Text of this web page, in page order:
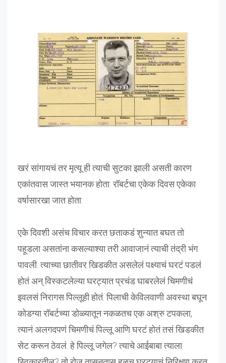
खरं सांगायचं तर मृत्यू ही त्याची सुटका झाली असती कारण
एकांतवास जास्त भयानक होता. रॉबर्टचा एकेक दिवस एकेका
वर्षासारखा जात होता.
एके दिवशी असंच विचार करत छताकडं शुन्यात बघत तो
पहूडला असतांना कसल्याश्या तरी आवाजानं त्याची तंद्री भंग
पावली. त्याच्या छातीवर खिडकीत असलेलं पक्ष्याचं घरटं पडलं
होतं अन् विस्कटलेल्या घरट्यात प्रचंड घाबरलेलं चिमणीचं
इवलसं निरागस पिल्लूही होतं. पिलाची केविलवाणी अवस्था बघून
कोडग्या रॉबर्टच्या डोळ्यातून नकळतच एक अश्रु टपकला,
त्यानं अलगदपणं चिमणीचं पिल्लू आणि घरटं होतं तसं खिडकीत
सेट करून ठेवलं. हे पिल्लू जगेल? त्याचे आईबाबा त्याला